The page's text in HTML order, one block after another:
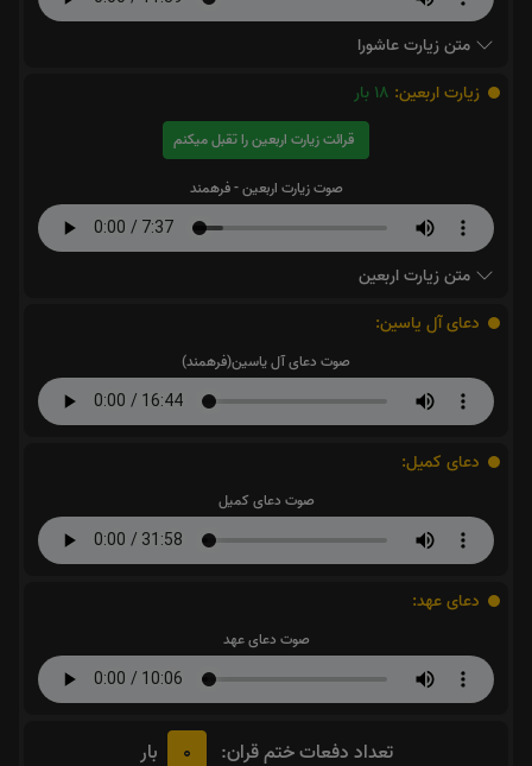
متن زیارت عاشورا
زیارت اربعین: 18 بار
قرائت زیارت اربعین را تقبل میکنم
صوت زیارت اربعین - فرهمند
متن زیارت اربعین
دعای آل یاسین:
صوت دعای آل یاسین(فرهمند)
دعای کمیل:
صوت دعای کمیل
دعای عهد:
صوت دعای عهد
تعداد دفعات ختم قران: 0
بار